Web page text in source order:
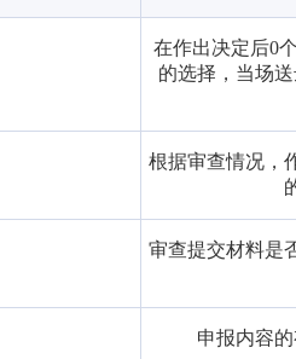
在作出决定后0
的选择，当场
根据审查情况，
审查提交材料是
申报内容